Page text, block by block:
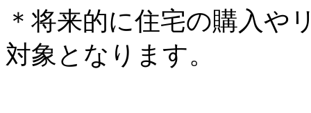
＊将来的に住宅の購入や
対象となります。